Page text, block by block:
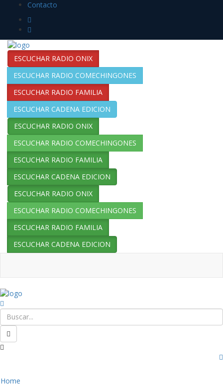
Contacto
ESCUCHAR RADIO ONIX
ESCUCHAR RADIO COMECHINGONES
ESCUCHAR RADIO FAMILIA
ESCUCHAR CADENA EDICION
ESCUCHAR RADIO ONIX
ESCUCHAR RADIO COMECHINGONES
ESCUCHAR RADIO FAMILIA
ESCUCHAR CADENA EDICION
ESCUCHAR RADIO ONIX
ESCUCHAR RADIO COMECHINGONES
ESCUCHAR RADIO FAMILIA
ESCUCHAR CADENA EDICION
Home